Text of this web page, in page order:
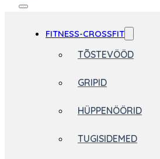
FITNESS-CROSSFIT
TÕSTEVÖÖD
GRIPID
HÜPPENÖÖRID
TUGISIDEMED